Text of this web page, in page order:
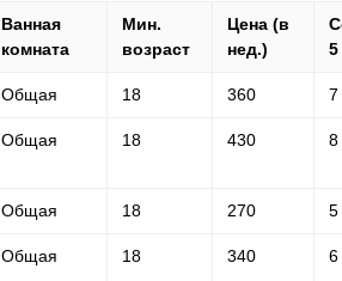
Ванная
комната
Мин.
возраст
Цена (в
нед.)
5
Общая 18 360 7
Общая 18 430 8
Общая 18 270 5
Общая 18 340 6